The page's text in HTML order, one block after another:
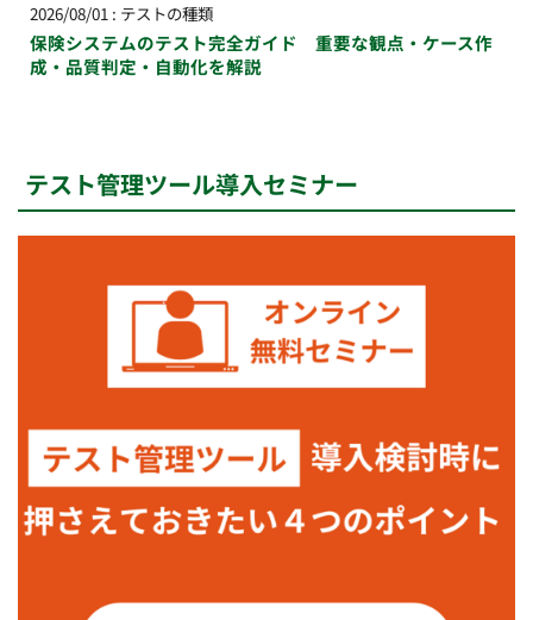
2026/08/01 : テストの種類
保険システムのテスト完全ガイド 重要な観点・ケース作
成・品質判定・自動化を解説
テスト管理ツール導入セミナー